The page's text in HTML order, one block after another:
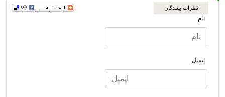
نظرات بینندگان
نام
ایمیل